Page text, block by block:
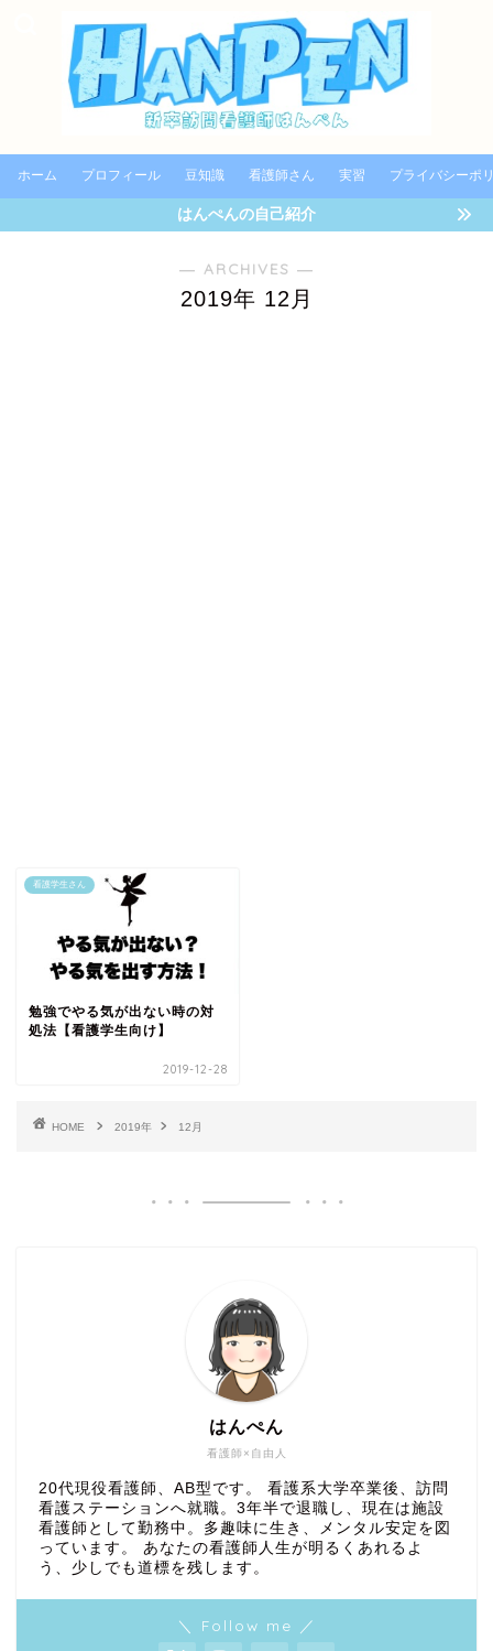
ホーム プロフィール 豆知識 看護師さん 実習 プライバシーポ
はんぺんの自己紹介
― ARCHIVES ―
2019年 12月
看護学生さん
勉強でやる気が出ない時の対
処法【看護学生向け】
2019-12-28
HOME 2019年 12月
看護師×自由人
はんぺん
20代現役看護師、AB型です。 看護系大学卒業後、訪問
看護ステーションへ就職。3年半で退職し、現在は施設
看護師として勤務中。多趣味に生き、メンタル安定を図
っています。 あなたの看護師人生が明るくあれるよ
う、少しでも道標を残します。
＼ Follow me ／